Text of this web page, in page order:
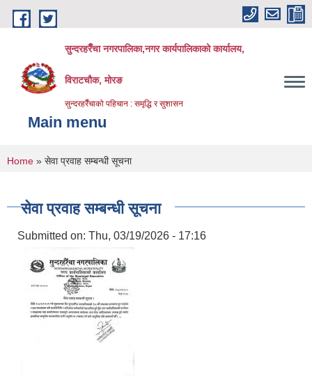
Skip to main content
सुन्दरहरैँचा नगरपालिका,नगर कार्यपालिकाको कार्यालय,
विराटचौक, मोरङ
सुन्दरहरैँचाको पहिचान : समृद्धि र सुशासन
Main menu
You are here
Home » सेवा प्रवाह सम्बन्धी सूचना
सेवा प्रवाह सम्बन्धी सूचना
Submitted on: Thu, 03/19/2026 - 17:16